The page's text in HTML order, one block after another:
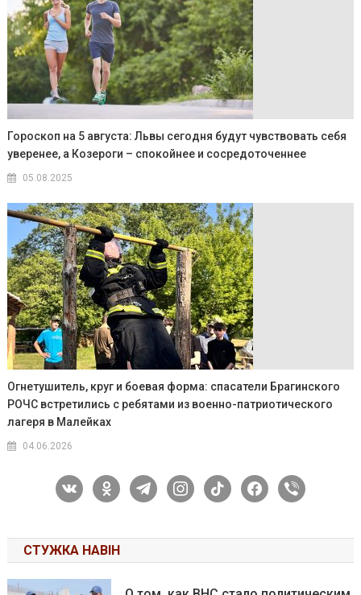
Гороскоп на 5 августа: Львы сегодня будут чувствовать себя
уверенее, а Козероги – спокойнее и сосредоточеннее
05.08.2025
Огнетушитель, круг и боевая форма: спасатели Брагинского
РОЧС встретились с ребятами из военно-патриотического
лагеря в Малейках
04.06.2026
vkontakteodnoklassniki
telegraminstagram
tiktok facebook
viber
СТУЖКА НАВІН